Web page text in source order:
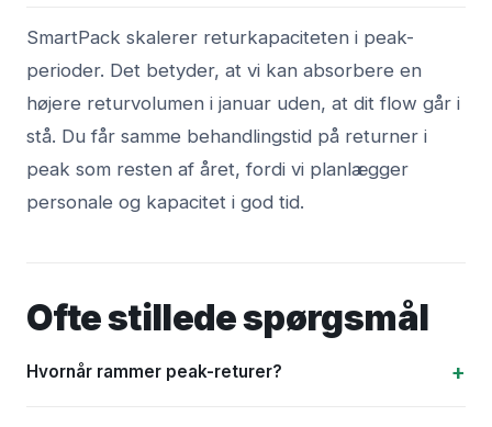
SmartPack skalerer returkapaciteten i peak-
perioder. Det betyder, at vi kan absorbere en
højere returvolumen i januar uden, at dit flow går i
stå. Du får samme behandlingstid på returner i
peak som resten af året, fordi vi planlægger
personale og kapacitet i god tid.
Ofte stillede spørgsmål
Hvornår rammer peak-returer?